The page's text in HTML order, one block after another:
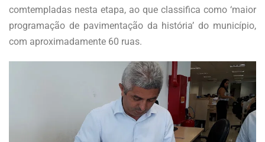
comtempladas nesta etapa, ao que classifica como ‘maior
programação de pavimentação da história’ do município,
com aproximadamente 60 ruas.